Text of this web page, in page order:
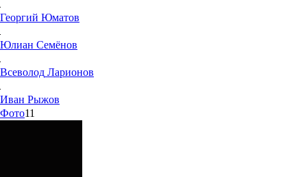
Георгий Юматов
Юлиан Семёнов
Всеволод Ларионов
Иван Рыжов
Фото11